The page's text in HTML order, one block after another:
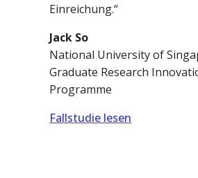
Einreichung.“
Jack So
National University of
Graduate Research
Programme
Fallstudie lesen